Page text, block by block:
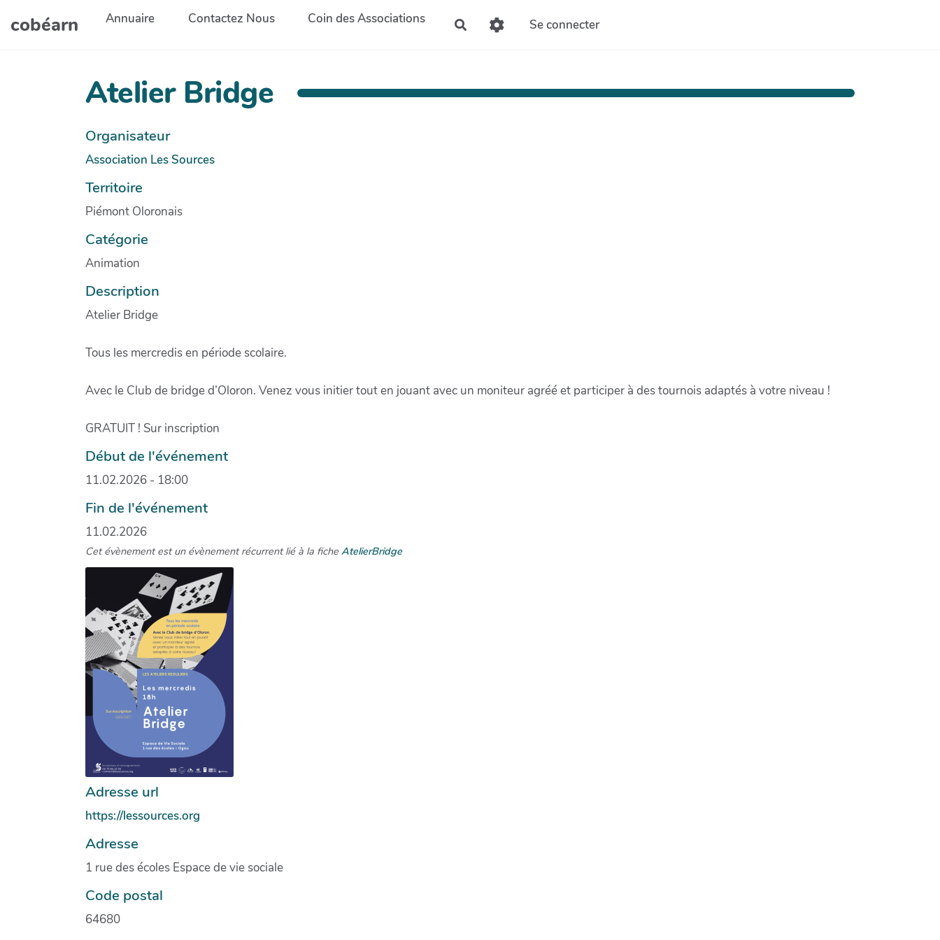
Aller au contenu principal
cobéarn Annuaire Contactez Nous Coin des Associations Rechercher Se connecter
Atelier Bridge
Organisateur
Association Les Sources
Territoire
Piémont Oloronais
Catégorie
Animation
Description
Atelier Bridge
Tous les mercredis en période scolaire.
Avec le Club de bridge d’Oloron. Venez vous initier tout en jouant avec un moniteur agréé et participer à des tournois adaptés à votre niveau !
GRATUIT ! Sur inscription
Début de l'événement
11.02.2026 - 18:00
Fin de l'événement
11.02.2026
Cet évènement est un évènement récurrent lié à la fiche AtelierBridge
Adresse url
https://lessources.org
Adresse
1 rue des écoles Espace de vie sociale
Code postal
64680